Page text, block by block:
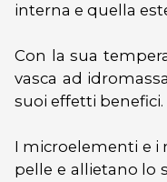
interna e quella
Con la sua
vasca ad
suoi effetti benefici.
I microelementi e i
pelle e allietano lo